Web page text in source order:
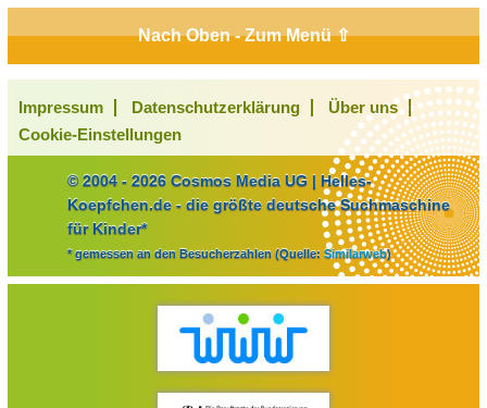
Nach Oben - Zum Menü ⇧
Impressum Datenschutzerklärung
Über uns
Cookie-Einstellungen
© 2004 - 2026 Cosmos Media UG | Helles-
Koepfchen.de - die größte deutsche Suchmaschine
für Kinder*
* gemessen an den Besucherzahlen (Quelle: Similarweb)